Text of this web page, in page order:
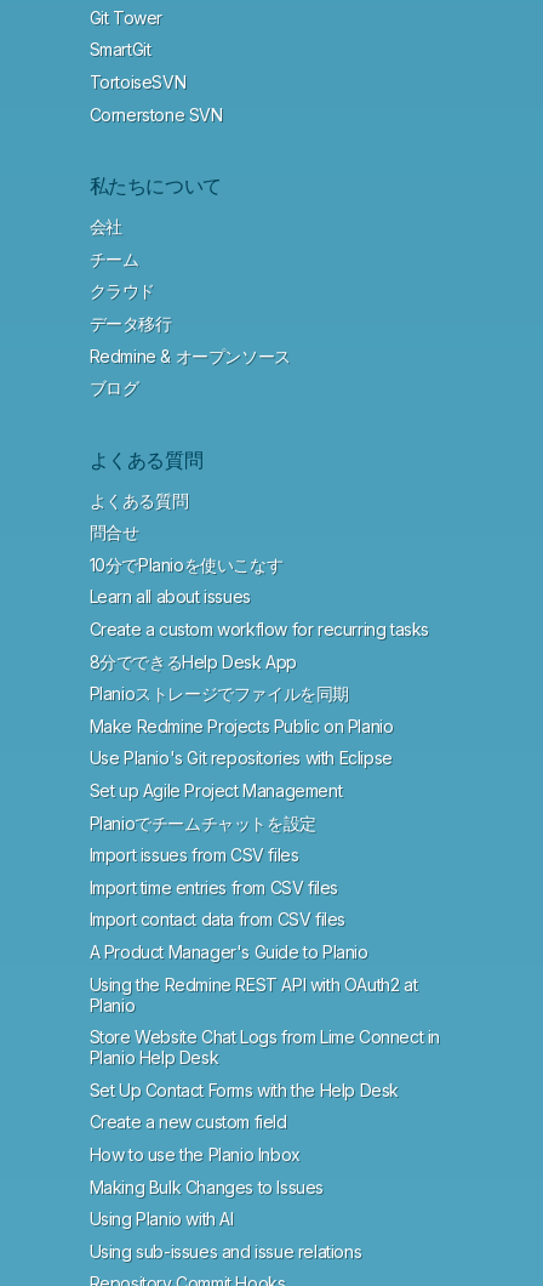
Git Tower
SmartGit
TortoiseSVN
Cornerstone SVN
私たちについて
会社
チーム
クラウド
データ移行
Redmine & オープンソース
ブログ
よくある質問
よくある質問
問合せ
10分でPlanioを使いこなす
Learn all about issues
Create a custom workflow for recurring tasks
8分でできるHelp Desk App
Planioストレージでファイルを同期
Make Redmine Projects Public on Planio
Use Planio's Git repositories with Eclipse
Set up Agile Project Management
Planioでチームチャットを設定
Import issues from CSV files
Import time entries from CSV files
Import contact data from CSV files
A Product Manager's Guide to Planio
Using the Redmine REST API with OAuth2 at
Planio
Store Website Chat Logs from Lime Connect in
Planio Help Desk
Set Up Contact Forms with the Help Desk
Create a new custom field
How to use the Planio Inbox
Making Bulk Changes to Issues
Using Planio with AI
Using sub-issues and issue relations